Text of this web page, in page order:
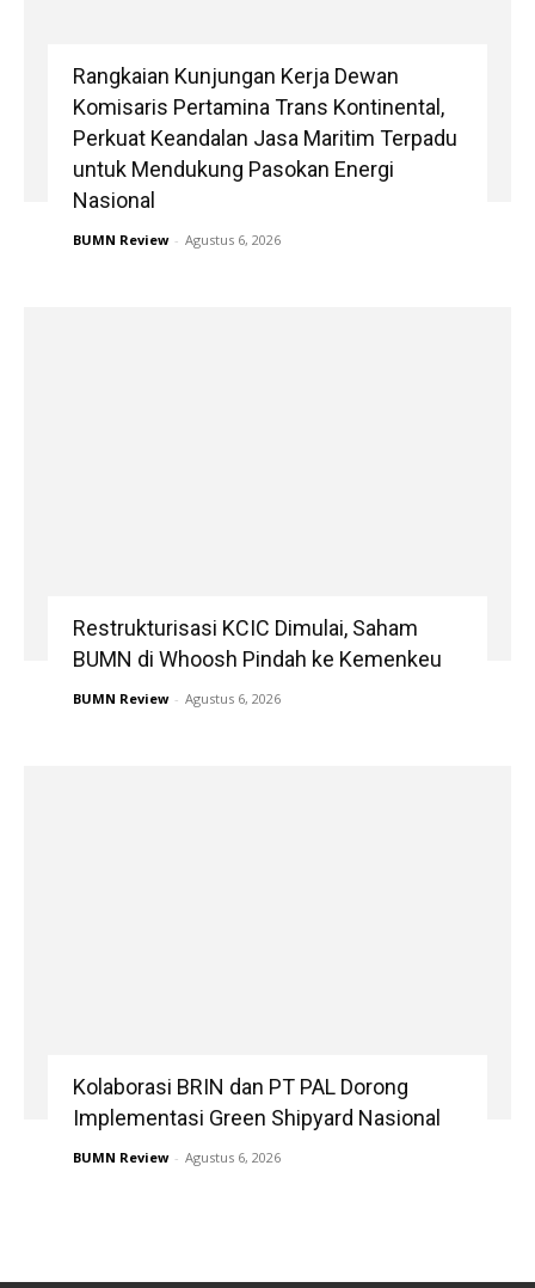
Rangkaian Kunjungan Kerja Dewan
Komisaris Pertamina Trans Kontinental,
Perkuat Keandalan Jasa Maritim Terpadu
untuk Mendukung Pasokan Energi
Nasional
BUMN Review - Agustus 6, 2026
Restrukturisasi KCIC Dimulai, Saham
BUMN di Whoosh Pindah ke Kemenkeu
BUMN Review - Agustus 6, 2026
Kolaborasi BRIN dan PT PAL Dorong
Implementasi Green Shipyard Nasional
BUMN Review - Agustus 6, 2026